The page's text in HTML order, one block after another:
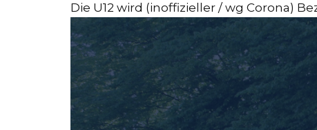
Die U12 wird (inoffizieller / wg Corona)